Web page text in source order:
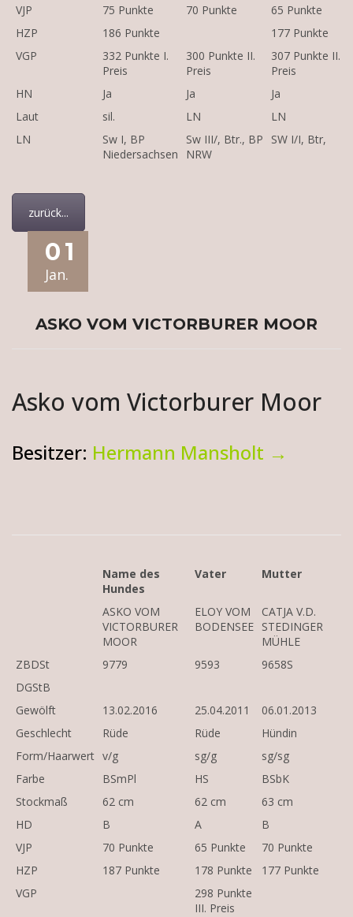
VJP 75 Punkte 70 Punkte
65 Punkte
HZP
186 Punkte
177 Punkte
VGP
332 Punkte I.
Preis
300 Punkte II.
Preis
307 Punkte II.
Preis
HN
Ja Ja
Ja
Laut
sil. LN
LN
LN
Sw I, BP
Niedersachsen
Sw III/, Btr., BP
NRW
SW I/I, Btr,
zurück...
01
Jan.
ASKO VOM VICTORBURER MOOR
Asko vom Victorburer Moor
Besitzer: Hermann Mansholt →
Name des
Hundes
Vater Mutter
ASKO VOM
VICTORBURER
MOOR
ELOY VOM
BODENSEE
CATJA V.D.
STEDINGER
MÜHLE
ZBDSt
9779 9593
9658S
DGStB
Gewölft
13.02.2016 25.04.2011
06.01.2013
Geschlecht
Rüde Rüde
Hündin
Form/Haarwert v/g sg/g
sg/sg
Farbe
BSmPl HS
BSbK
Stockmaß
62 cm 62 cm
63 cm
HD
B A
B
VJP
70 Punkte 65 Punkte
70 Punkte
HZP
187 Punkte 178 Punkte
177 Punkte
VGP
298 Punkte
III. Preis